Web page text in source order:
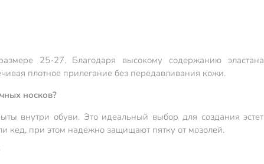
25-27. Благодаря высокому содержанию
плотное прилегание без передавливания кожи.
носков?
внутри обуви. Это идеальный выбор для создания
кед, при этом надежно защищают пятку от мозолей.